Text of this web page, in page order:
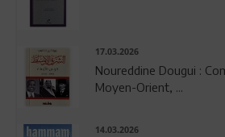
17.03.2026
Noureddine Dougui :
Moyen-Orient, ...
14.03.2026